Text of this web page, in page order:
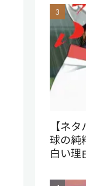
【ネ
球の純
白い理